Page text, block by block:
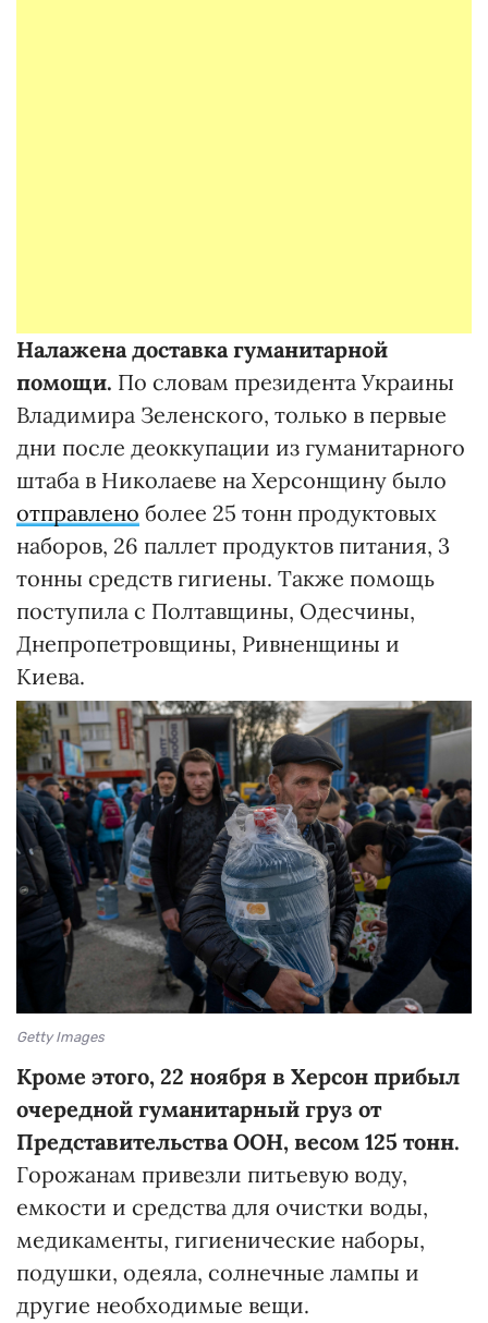
Налажена доставка гуманитарной
помощи. По словам президента Украины
Владимира Зеленского, только в первые
дни после деоккупации из гуманитарного
штаба в Николаеве на Херсонщину было
отправлено более 25 тонн продуктовых
наборов, 26 паллет продуктов питания, 3
тонны средств гигиены. Также помощь
поступила с Полтавщины, Одесчины,
Днепропетровщины, Ривненщины и
Киева.
Getty Images
Кроме этого, 22 ноября в Херсон прибыл
очередной гуманитарный груз от
Представительства ООН, весом 125 тонн.
Горожанам привезли питьевую воду,
емкости и средства для очистки воды,
медикаменты, гигиенические наборы,
подушки, одеяла, солнечные лампы и
другие необходимые вещи.